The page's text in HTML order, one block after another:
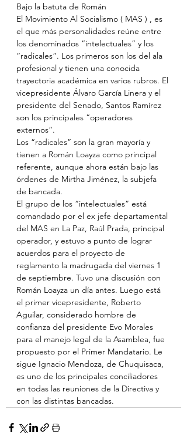
Bajo la batuta de Román
El Movimiento Al Socialismo ( MAS ) , es
el que más personalidades reúne entre
los denominados “intelectuales” y los
“radicales”. Los primeros son los del ala
profesional y tienen una conocida
trayectoria académica en varios rubros. El
vicepresidente Álvaro García Linera y el
presidente del Senado, Santos Ramírez
son los principales “operadores
externos”.
Los “radicales” son la gran mayoría y
tienen a Román Loayza como principal
referente, aunque ahora están bajo las
órdenes de Mirtha Jiménez, la subjefa
de bancada.
El grupo de los “intelectuales” está
comandado por el ex jefe departamental
del MAS en La Paz, Raúl Prada, principal
operador, y estuvo a punto de lograr
acuerdos para el proyecto de
reglamento la madrugada del viernes 1
de septiembre. Tuvo una discusión con
Román Loayza un día antes. Luego está
el primer vicepresidente, Roberto
Aguilar, considerado hombre de
confianza del presidente Evo Morales
para el manejo legal de la Asamblea, fue
propuesto por el Primer Mandatario. Le
sigue Ignacio Mendoza, de Chuquisaca,
es uno de los principales conciliadores
en todas las reuniones de la Directiva y
con las distintas bancadas.